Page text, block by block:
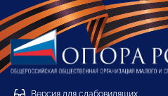
Версия для слабовидящих